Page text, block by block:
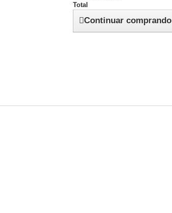
Total
Continuar comprando